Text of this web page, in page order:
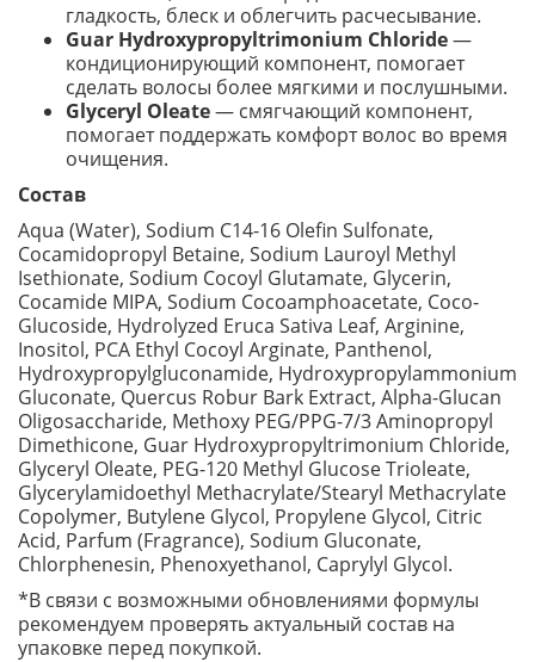
гладкость, блеск и облегчить расчесывание.
Guar Hydroxypropyltrimonium Chloride—
кондиционирующий компонент, помогает
сделать волосы более мягкими и послушными.
Glyceryl Oleate— смягчающий компонент,
помогает поддержать комфорт волос во время
очищения.
Состав
Aqua (Water), Sodium C14-16 Olefin Sulfonate,
Cocamidopropyl Betaine, Sodium Lauroyl Methyl
Isethionate, Sodium Cocoyl Glutamate, Glycerin,
Cocamide MIPA, Sodium Cocoamphoacetate, Coco-
Glucoside, Hydrolyzed Eruca Sativa Leaf, Arginine,
Inositol, PCA Ethyl Cocoyl Arginate, Panthenol,
Hydroxypropylgluconamide, Hydroxypropylammonium
Gluconate, Quercus Robur Bark Extract, Alpha-Glucan
Oligosaccharide, Methoxy PEG/PPG-7/3 Aminopropyl
Dimethicone, Guar Hydroxypropyltrimonium Chloride,
Glyceryl Oleate, PEG-120 Methyl Glucose Trioleate,
Glycerylamidoethyl Methacrylate/Stearyl Methacrylate
Copolymer, Butylene Glycol, Propylene Glycol, Citric
Acid, Parfum (Fragrance), Sodium Gluconate,
Chlorphenesin, Phenoxyethanol, Caprylyl Glycol.
*В связи с возможными обновлениями формулы
рекомендуем проверять актуальный состав на
упаковке перед покупкой.